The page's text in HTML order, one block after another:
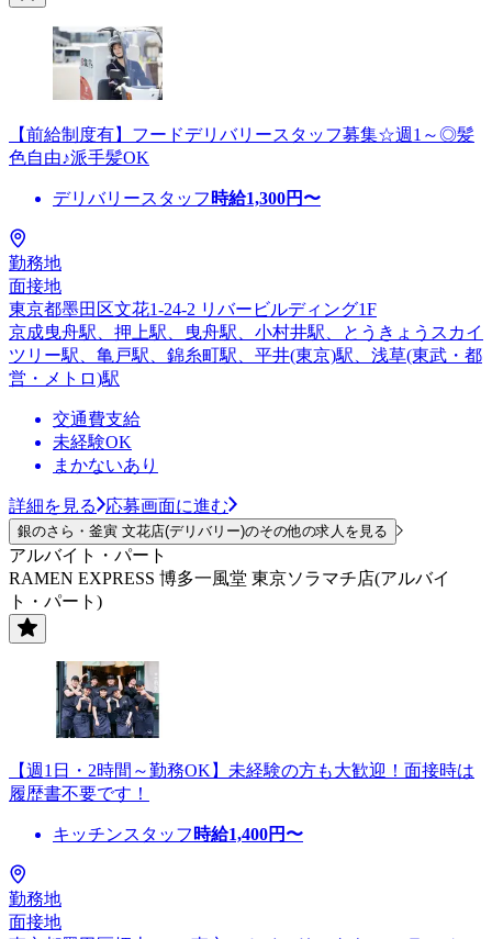
【前給制度有】フードデリバリースタッフ募集☆週1～◎髪
色自由♪派手髪OK
デリバリースタッフ 時給1,300円〜
勤務地
面接地
東京都墨田区文花1-24-2 リバービルディング1F
京成曳舟駅、押上駅、曳舟駅、小村井駅、とうきょうスカイ
ツリー駅、亀戸駅、錦糸町駅、平井(東京)駅、浅草(東武・都
営・メトロ)駅
交通費支給
未経験OK
まかないあり
詳細を見る 応募画面に進む
銀のさら・釜寅 文花店(デリバリー)のその他の求人を見る
アルバイト・パート
RAMEN EXPRESS 博多一風堂 東京ソラマチ店(アルバイ
ト・パート)
【週1日・2時間～勤務OK】未経験の方も大歓迎！面接時は
履歴書不要です！
キッチンスタッフ 時給1,400円〜
勤務地
面接地